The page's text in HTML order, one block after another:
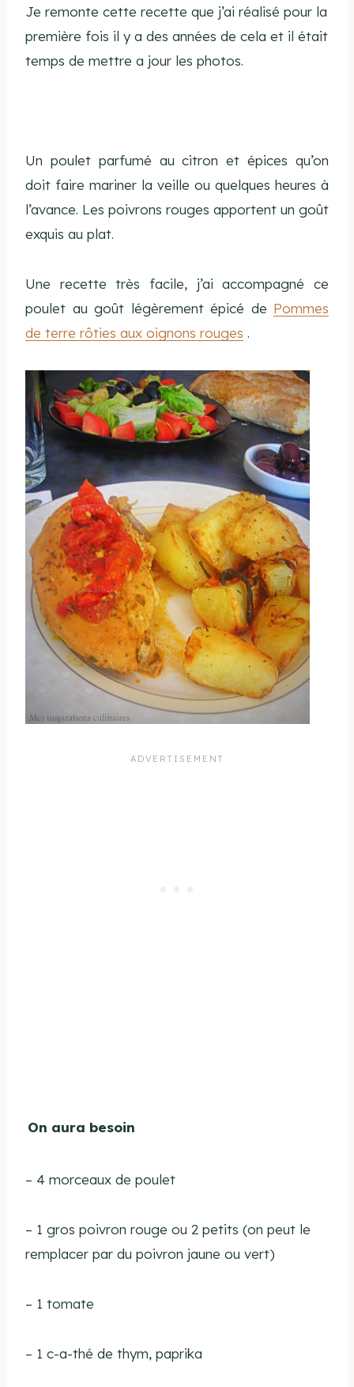
Je remonte cette recette que j’ai réalisé pour la
première fois il y a des années de cela et il était
temps de mettre a jour les photos.
Un poulet parfumé au citron et épices qu’on
doit faire mariner la veille ou quelques heures à
l’avance. Les poivrons rouges apportent un goût
exquis au plat.
Une recette très facile, j’ai accompagné ce
poulet au goût légèrement épicé de Pommes
de terre rôties aux oignons rouges .
On aura besoin
– 4 morceaux de poulet
– 1 gros poivron rouge ou 2 petits (on peut le
remplacer par du poivron jaune ou vert)
– 1 tomate
– 1 c-a-thé de thym, paprika